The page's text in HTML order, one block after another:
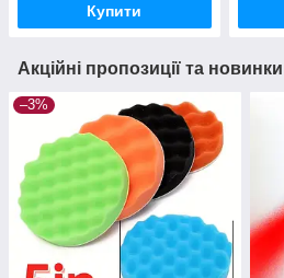
Купити
Акційні пропозиції та новинки
–3%